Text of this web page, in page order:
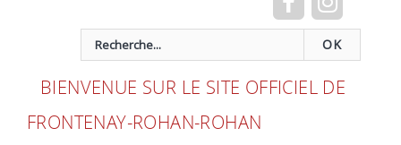
OK
BIENVENUE SUR LE SITE OFFICIEL DE
FRONTENAY-ROHAN-ROHAN